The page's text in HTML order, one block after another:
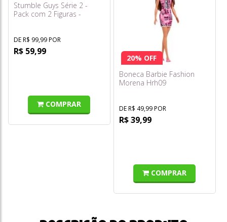
Stumble Guys Série 2 -
Pack com 2 Figuras -
DE R$ 99,99 POR
R$ 59,99
COMPRAR
20% OFF
Boneca Barbie Fashion
Morena Hrh09
DE R$ 49,99 POR
R$ 39,99
COMPRAR